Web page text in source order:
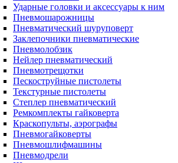
Ударные головки и аксессуары к ним
Пневмошарожницы
Пневматический шуруповерт
Заклепочники пневматические
Пневмолобзик
Нейлер пневматический
Пневмотрещотки
Пескоструйные пистолеты
Текстурные пистолеты
Степлер пневматический
Ремкомплекты гайковерта
Краскопульты, аэрографы
Пневмогайковерты
Пневмошлифмашины
Пневмодрели